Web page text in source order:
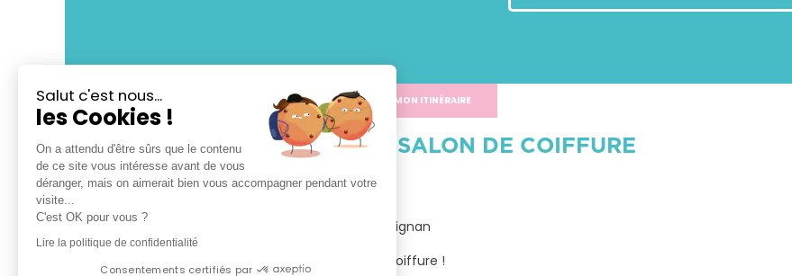
CALCULER MON ITINÉRAIRE
VOTRE SALON DE COIFFURE
TCHIP Coiffure Gradignan
Bienvenue dans votre salon TCHIP Coiffure Gradignan
Tchip vous propose le plaisir d’un vrai bon plan coiffure !
Salut c'est nous...
les Cookies !
On a attendu d'être sûrs que le contenu
de ce site vous intéresse avant de vous
déranger, mais on aimerait bien vous accompagner pendant votre
visite...
C'est OK pour vous ?
Lire la politique de confidentialité
Consentements certifiés par